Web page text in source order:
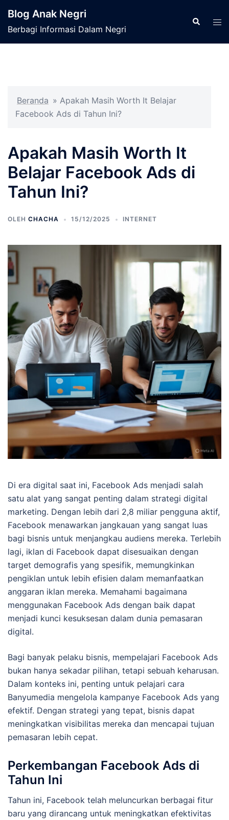
keBlog Anak Negri
Berbagi Informasi Dalam Negri
Cari
Beranda » Apakah Masih Worth It Belajar
Facebook Ads di Tahun Ini?
Apakah Masih Worth It
Belajar Facebook Ads di
Tahun Ini?
OLEH CHACHA 15/12/2025 INTERNET
Di era digital saat ini, Facebook Ads menjadi salah
satu alat yang sangat penting dalam strategi digital
marketing. Dengan lebih dari 2,8 miliar pengguna aktif,
Facebook menawarkan jangkauan yang sangat luas
bagi bisnis untuk menjangkau audiens mereka. Terlebih
lagi, iklan di Facebook dapat disesuaikan dengan
target demografis yang spesifik, memungkinkan
pengiklan untuk lebih efisien dalam memanfaatkan
anggaran iklan mereka. Memahami bagaimana
menggunakan Facebook Ads dengan baik dapat
menjadi kunci kesuksesan dalam dunia pemasaran
digital.
Bagi banyak pelaku bisnis, mempelajari Facebook Ads
bukan hanya sekadar pilihan, tetapi sebuah keharusan.
Dalam konteks ini, penting untuk pelajari cara
Banyumedia mengelola kampanye Facebook Ads yang
efektif. Dengan strategi yang tepat, bisnis dapat
meningkatkan visibilitas mereka dan mencapai tujuan
pemasaran lebih cepat.
Perkembangan Facebook Ads di
Tahun Ini
Tahun ini, Facebook telah meluncurkan berbagai fitur
baru yang dirancang untuk meningkatkan efektivitas